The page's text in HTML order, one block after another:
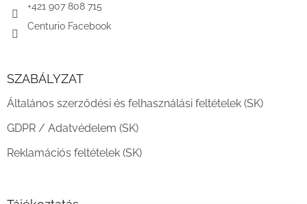
+421 907 808 715
Centurio Facebook
SZABÁLYZAT
Általános szerződési és felhasználási feltételek (SK)
GDPR / Adatvédelem (SK)
Reklamációs feltételek (SK)